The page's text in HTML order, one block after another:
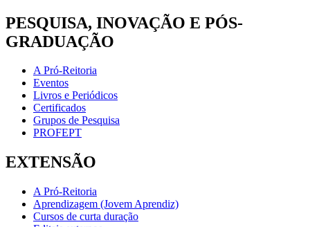
PESQUISA, INOVAÇÃO E PÓS-
GRADUAÇÃO
A Pró-Reitoria
Eventos
Livros e Periódicos
Certificados
Grupos de Pesquisa
PROFEPT
EXTENSÃO
A Pró-Reitoria
Aprendizagem (Jovem Aprendiz)
Cursos de curta duração